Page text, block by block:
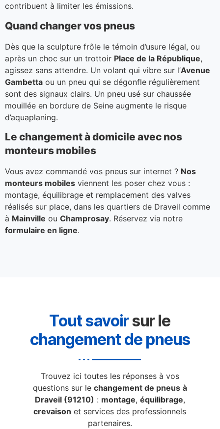
contribuent à limiter les émissions.
Quand changer vos pneus
Dès que la sculpture frôle le témoin d’usure légal, ou
après un choc sur un trottoir Place de la République,
agissez sans attendre. Un volant qui vibre sur l’Avenue
Gambetta ou un pneu qui se dégonfle régulièrement
sont des signaux clairs. Un pneu usé sur chaussée
mouillée en bordure de Seine augmente le risque
d’aquaplaning.
Le changement à domicile avec nos
monteurs mobiles
Vous avez commandé vos pneus sur internet ? Nos
monteurs mobiles viennent les poser chez vous :
montage, équilibrage et remplacement des valves
réalisés sur place, dans les quartiers de Draveil comme
à Mainville ou Champrosay. Réservez via notre
formulaire en ligne.
Tout savoirsur le
changement de pneus
Trouvez ici toutes les réponses à vos
questions sur le changement de pneus à
Draveil (91210) : montage, équilibrage,
crevaison et services des professionnels
partenaires.